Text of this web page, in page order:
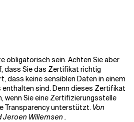
obligatorisch sein. Achten Sie aber
dass Sie das Zertifikat richtig
dass keine sensiblen Daten in einem
sind. Denn dieses Zertifikat
wenn Sie eine Zertifizierungsstelle
Transparency unterstützt. Von
Jeroen Willemsen .